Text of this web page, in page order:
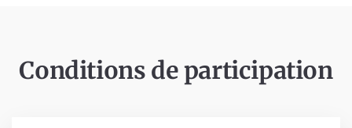
Conditions de participation